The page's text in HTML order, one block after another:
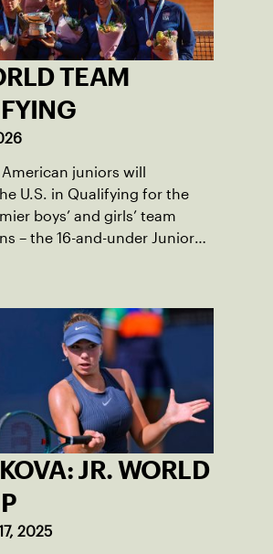
TEAM
juniors will
U.S. in Qualifying for the
boys’ and girls’ team
– the 16-and-under Junior
JR. WORLD
2025